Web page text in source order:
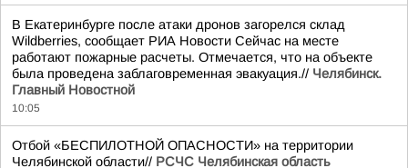
В Екатеринбурге после атаки дронов загорелся склад
Wildberries, сообщает РИА Новости Сейчас на месте
работают пожарные расчеты. Отмечается, что на объекте
была проведена заблаговременная эвакуация.// Челябинск.
Главный Новостной
10:05
Отбой «БЕСПИЛОТНОЙ ОПАСНОСТИ» на территории
Челябинской области// РСЧС Челябинская область